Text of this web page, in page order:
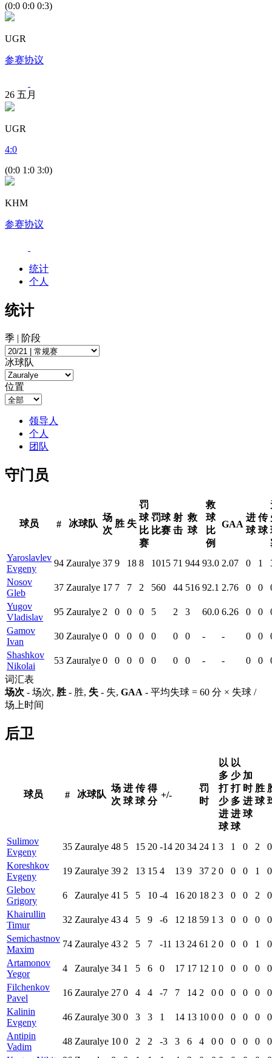
(0:0 0:0 0:3)
UGR
参赛协议
26 五月
UGR
4:0
(0:0 1:0 3:0)
KHM
参赛协议
统计
个人
统计
季 | 阶段
冰球队
位置
领导人
个人
团队
守门员
球员 # 冰球队
场
次
胜 失
罚
球
比
赛
罚球
比赛
射
击
救
球
救
球
比
例
GAA
进
球
传
球
Yaroslavlev
Evgeny
94 Zauralye 37 9 18 8 1015 71 944 93.0 2.07 0 1
Nosov
Gleb
37 Zauralye 17 7 7 2 560 44 516 92.1 2.76 0 0
Yugov
Vladislav
95 Zauralye 2 0 0 0 5 2 3 60.0 6.26 0 0
Gamov
Ivan
30 Zauralye 0 0 0 0 0 0 0 - - 0 0
Shashkov
Nikolai
53 Zauralye 0 0 0 0 0 0 0 - - 0 0
词汇表
场次 - 场次, 胜 - 胜, 失 - 失, GAA - 平均失球 = 60 分 × 失球 /
场上时间
后卫
球员 # 冰球队
场
次
进
球
传
球
得
分
+/-
罚
时
以
多
打
少
进
球
以
少
打
多
进
球
加
时
进
球
胜
球
Sulimov
Evgeny
35 Zauralye 48 5 15 20 -14 20 34 24 1 3 1 0 2
0
Koreshkov
Evgeny
19 Zauralye 39 2 13 15 4 13 9 37 2 0 0 0 1
0
Glebov
Grigory
6 Zauralye 41 5 5 10 -4 16 20 18 2 3 0 0 2
0
Khairullin
Timur
32 Zauralye 43 4 5 9 -6 12 18 59 1 3 0 0 0
0
Semichastnov
Maxim
74 Zauralye 43 2 5 7 -11 13 24 61 2 0 0 0 1
0
Artamonov
Yegor
4 Zauralye 34 1 5 6 0 17 17 12 1 0 0 0 0
0
Filchenkov
Pavel
16 Zauralye 27 0 4 4 -7 7 14 2 0 0 0 0 0
0
Kalinin
Evgeny
46 Zauralye 30 0 3 3 1 14 13 10 0 0 0 0 0
0
Antipin
Vadim
48 Zauralye 10 0 2 2 -3 3 6 4 0 0 0 0 0
0